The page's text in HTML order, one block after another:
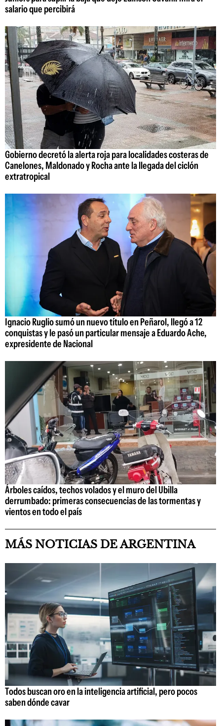
salario que percibirá
Gobierno decretó la alerta roja para localidades costeras de
Canelones, Maldonado y Rocha ante la llegada del ciclón
extratropical
Ignacio Ruglio sumó un nuevo título en Peñarol, llegó a 12
conquistas y le pasó un particular mensaje a Eduardo Ache,
expresidente de Nacional
Árboles caídos, techos volados y el muro del Ubilla
derrumbado: primeras consecuencias de las tormentas y
vientos en todo el país
MÁS NOTICIAS DE ARGENTINA
Todos buscan oro en la inteligencia artificial, pero pocos
saben dónde cavar